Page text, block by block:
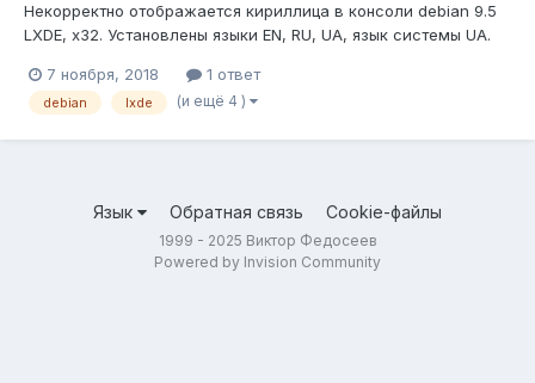
Некорректно отображается кириллица в консоли debian 9.5
LXDE, x32. Установлены языки EN, RU, UA, язык системы UA.
XKBMODEL="pc105" XKBLAYOUT="ua,ru,en"
BACKSPACE="guess" XKBVARIANT=" "
7 ноября, 2018 1 ответ
debian lxde (и ещё 4 )
Язык Обратная связь Cookie-файлы
1999 - 2025 Виктор Федосеев
Powered by Invision Community